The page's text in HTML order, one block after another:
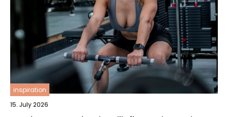
inspiration
15. July 2026